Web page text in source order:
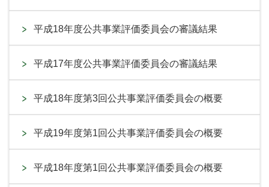
平成18年度公共事業評価委員会の審議結果
平成17年度公共事業評価委員会の審議結果
平成18年度第3回公共事業評価委員会の概要
平成19年度第1回公共事業評価委員会の概要
平成18年度第1回公共事業評価委員会の概要